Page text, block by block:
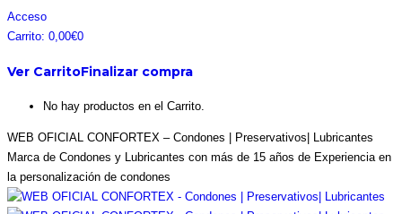
Saltar
al
Facebook
page
in
Instagram
page
in
Pinterest
page
in
Twitter
page
in
Acceso
Carrito: 0,00€0
Ver CarritoFinalizar compra
No hay productos en el Carrito.
WEB OFICIAL CONFORTEX – Condones | Preservativos| Lubricantes
Marca de Condones y Lubricantes con más de 15 años de Experiencia en
la personalización de condones